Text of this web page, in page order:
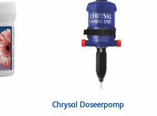
Chrysal Doseerpomp